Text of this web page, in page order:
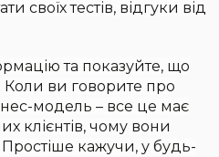
своїх тестів, відгуки від
та показуйте, що
ви говорите про
модель – все це має
клієнтів, чому вони
кажучи, у будь-